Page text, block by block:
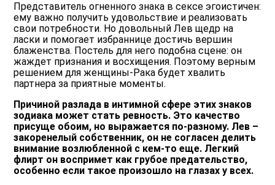
Представитель огненного знака в сексе эгоистичен:
ему важно получить удовольствие и реализовать
свои потребности. Но довольный Лев щедр на
ласки и помогает избраннице достичь вершин
блаженства. Постель для него подобна сцене: он
жаждет признания и восхищения. Поэтому верным
решением для женщины-Рака будет хвалить
партнера за приятные моменты.
Причиной разлада в интимной сфере этих знаков
зодиака может стать ревность. Это качество
присуще обоим, но выражается по-разному. Лев –
закоренелый собственник, он не согласен делить
внимание возлюбленной с кем-то еще. Легкий
флирт он воспримет как грубое предательство,
особенно если такое произошло на глазах у всех.